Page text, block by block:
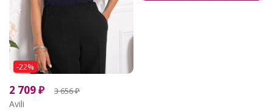
-22%
2 709₽ 3 656₽
Avili